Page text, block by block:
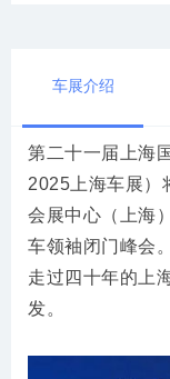
车展介绍
第二十一届上海
2025上海车展）
会展中心（上海
车领袖闭门峰会
走过四十年的上
发。